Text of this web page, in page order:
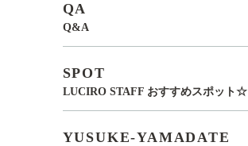
QA
Q&A
SPOT
LUCIRO STAFF おすすめスポット☆
YUSUKE-YAMADATE